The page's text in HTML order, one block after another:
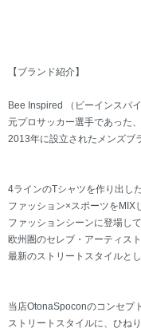
【ブランド紹介】
Bee Inspired （ビーインスパイ
元プロサッカー選手であった
2013年に設立されたメンズブ
4ラインのTシャツを作り出し
ファッション×スポーツをMIX
ファッションシーンに登場して
欧州圏のセレブ・アーティス
最新のストリートスタイルと
当店OtonaSpoconのコンセプ
ストリートスタイルに、ひね